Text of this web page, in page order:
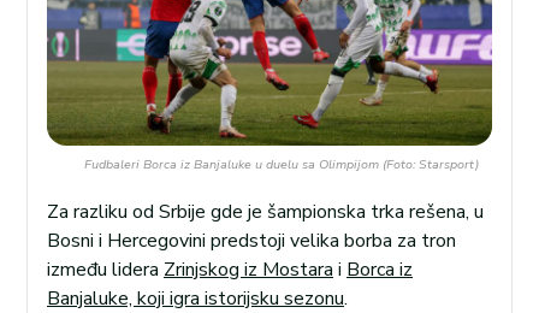
Fudbaleri Borca iz Banjaluke u duelu sa Olimpijom (Foto: Starsport)
Za razliku od Srbije gde je šampionska trka rešena, u
Bosni i Hercegovini predstoji velika borba za tron
između lidera Zrinjskog iz Mostara i Borca iz
Banjaluke, koji igra istorijsku sezonu.